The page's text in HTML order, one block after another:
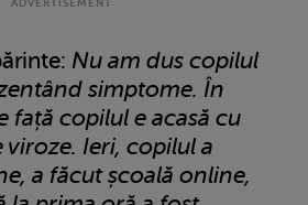
Nu am dus copilul
simptome. În
față copilul e acasă cu
Ieri, copilul a
a făcut școală online,